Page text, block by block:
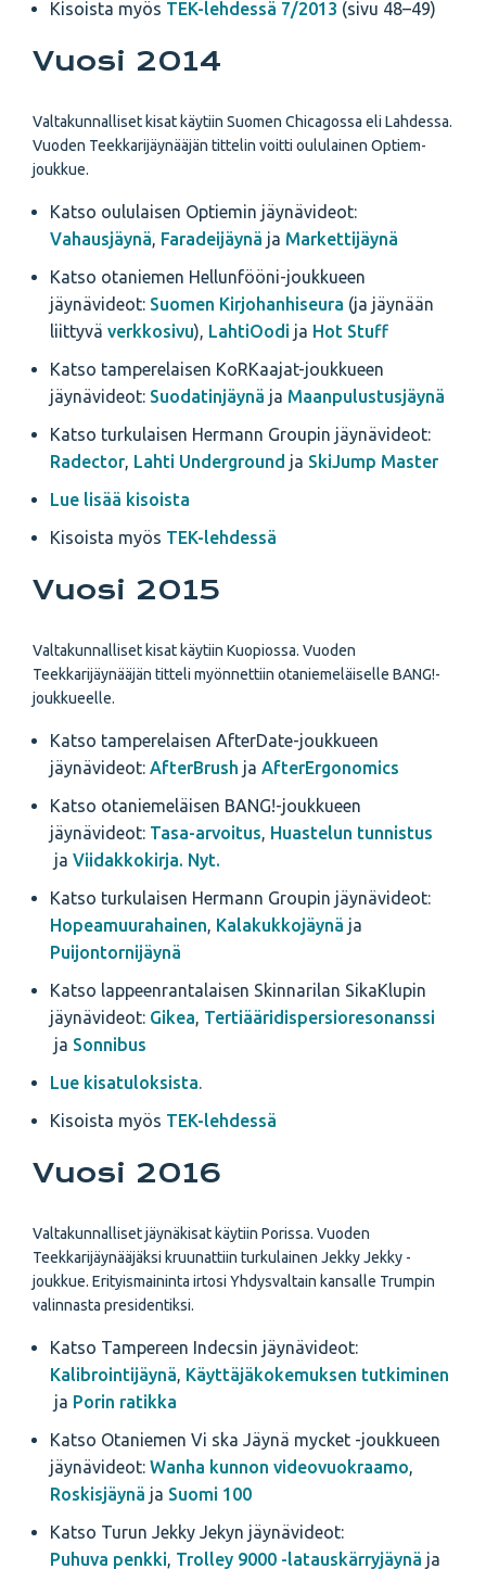
Kisoista myös TEK-lehdessä 7/2013 (sivu 48–49)
Vuosi 2014
Valtakunnalliset kisat käytiin Suomen Chicagossa eli Lahdessa.
Vuoden Teekkarijäynääjän tittelin voitti oululainen Optiem-
joukkue.
Katso oululaisen Optiemin jäynävideot:
Vahausjäynä, Faradeijäynä ja Markettijäynä
Katso otaniemen Hellunfööni-joukkueen
jäynävideot: Suomen Kirjohanhiseura (ja jäynään
liittyvä verkkosivu), LahtiOodi ja Hot Stuff
Katso tamperelaisen KoRKaajat-joukkueen
jäynävideot: Suodatinjäynä ja Maanpulustusjäynä
Katso turkulaisen Hermann Groupin jäynävideot:
Radector, Lahti Underground ja SkiJump Master
Lue lisää kisoista
Kisoista myös TEK-lehdessä
Vuosi 2015
Valtakunnalliset kisat käytiin Kuopiossa. Vuoden
Teekkarijäynääjän titteli myönnettiin otaniemeläiselle BANG!-
joukkueelle.
Katso tamperelaisen AfterDate-joukkueen
jäynävideot: AfterBrush ja AfterErgonomics
Katso otaniemeläisen BANG!-joukkueen
jäynävideot: Tasa-arvoitus, Huastelun tunnistus
ja Viidakkokirja. Nyt.
Katso turkulaisen Hermann Groupin jäynävideot:
Hopeamuurahainen, Kalakukkojäynä ja
Puijontornijäynä
Katso lappeenrantalaisen Skinnarilan SikaKlupin
jäynävideot: Gikea, Tertiääridispersioresonanssi
ja Sonnibus
Lue kisatuloksista.
Kisoista myös TEK-lehdessä
Vuosi 2016
Valtakunnalliset jäynäkisat käytiin Porissa. Vuoden
Teekkarijäynääjäksi kruunattiin turkulainen Jekky Jekky -
joukkue. Erityismaininta irtosi Yhdysvaltain kansalle Trumpin
valinnasta presidentiksi.
Katso Tampereen Indecsin jäynävideot:
Kalibrointijäynä, Käyttäjäkokemuksen tutkiminen
ja Porin ratikka
Katso Otaniemen Vi ska Jäynä mycket -joukkueen
jäynävideot: Wanha kunnon videovuokraamo,
Roskisjäynä ja Suomi 100
Katso Turun Jekky Jekyn jäynävideot:
Puhuva penkki, Trolley 9000 -latauskärryjäynä ja